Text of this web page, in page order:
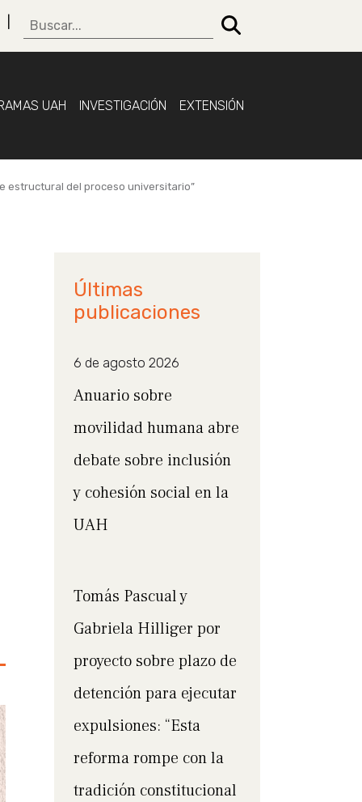
UAH INVESTIGACIÓN EXTENSIÓN
estructural del proceso universitario”
Últimas
publicaciones
6 de agosto 2026
Anuario sobre
movilidad humana abre
debate sobre inclusión
y cohesión social en la
UAH
Tomás Pascual y
Gabriela Hilliger por
proyecto sobre plazo de
detención para ejecutar
expulsiones: “Esta
reforma rompe con la
tradición constitucional